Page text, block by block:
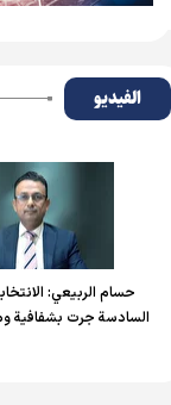
الفیدیو
حسام الربیعي:
السادسة جرت بشفافية